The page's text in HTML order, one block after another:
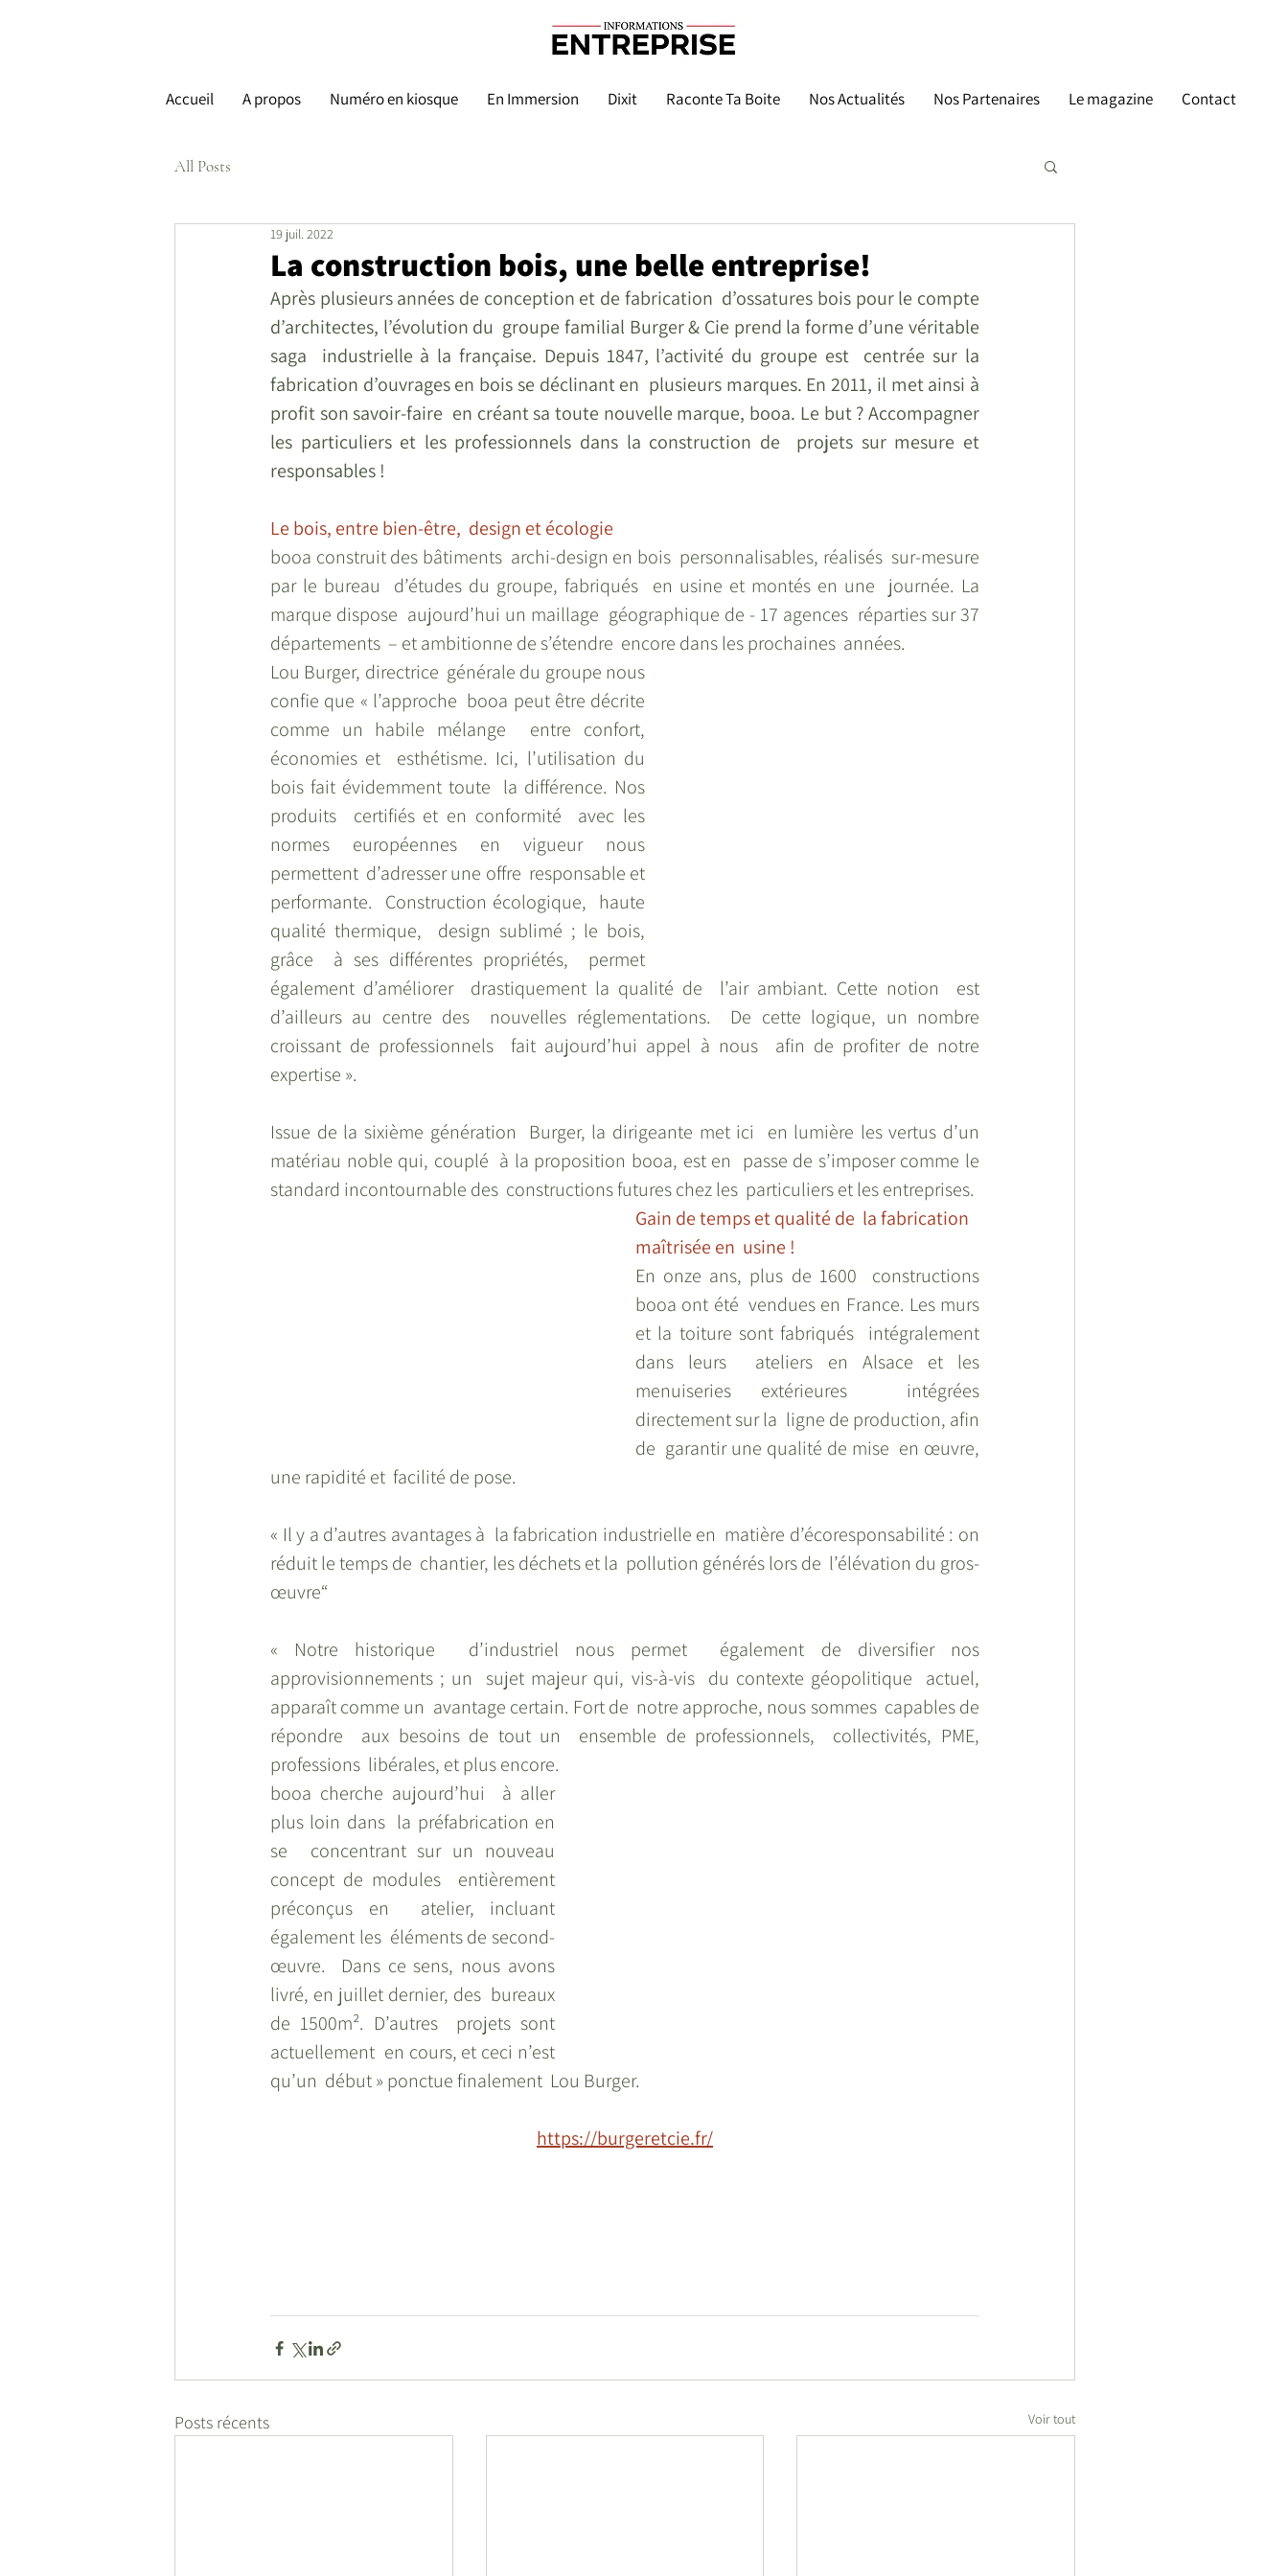
Accueil A propos Numéro en kiosque En Immersion Dixit Raconte Ta Boite Nos Actualités Nos Partenaires Le magazine Contact
All Posts
La construction bois, une belle entreprise!
19 juil. 2022
Après plusieurs années de conception et de fabrication  d’ossatures bois pour le compte
d’architectes, l’évolution du  groupe familial Burger & Cie prend la forme d’une véritable
saga  industrielle à la française. Depuis 1847, l’activité du groupe est  centrée sur la
fabrication d’ouvrages en bois se déclinant en  plusieurs marques. En 2011, il met ainsi à
profit son savoir-faire  en créant sa toute nouvelle marque, booa. Le but ? Accompagner
les particuliers et les professionnels dans la construction de  projets sur mesure et
responsables !
Le bois, entre bien-être,  design et écologie
booa construit des bâtiments  archi-design en bois  personnalisables, réalisés  sur-mesure
par le bureau  d’études du groupe, fabriqués  en usine et montés en une  journée. La
marque dispose  aujourd’hui un maillage  géographique de - 17 agences  réparties sur 37
départements  – et ambitionne de s’étendre  encore dans les prochaines  années.
Lou Burger, directrice  générale du groupe nous
confie que « l’approche  booa peut être décrite
comme un habile mélange  entre confort,
économies et  esthétisme. Ici, l’utilisation du
bois fait évidemment toute  la différence. Nos
produits  certifiés et en conformité  avec les
normes européennes en vigueur nous
permettent  d’adresser une offre  responsable et
performante.  Construction écologique,  haute
qualité thermique,  design sublimé ; le bois,
grâce  à ses différentes propriétés,  permet
également d’améliorer  drastiquement la qualité de  l’air ambiant. Cette notion  est
d’ailleurs au centre des  nouvelles réglementations.  De cette logique, un nombre
croissant de professionnels  fait aujourd’hui appel à nous  afin de profiter de notre
expertise ».
Issue de la sixième génération  Burger, la dirigeante met ici  en lumière les vertus d’un
matériau noble qui, couplé  à la proposition booa, est en  passe de s’imposer comme le
standard incontournable des  constructions futures chez les  particuliers et les entreprises.
Gain de temps et qualité de  la fabrication
maîtrisée en  usine !
En onze ans, plus de 1600  constructions
booa ont été  vendues en France. Les murs
et la toiture sont fabriqués  intégralement
dans leurs  ateliers en Alsace et les
menuiseries extérieures  intégrées
directement sur la  ligne de production, afin
de  garantir une qualité de mise  en œuvre,
une rapidité et  facilité de pose.
« Il y a d’autres avantages à  la fabrication industrielle en  matière d’écoresponsabilité : on
réduit le temps de  chantier, les déchets et la  pollution générés lors de  l’élévation du gros-
œuvre“
« Notre historique  d’industriel nous permet  également de diversifier nos
approvisionnements ; un  sujet majeur qui, vis-à-vis  du contexte géopolitique  actuel,
apparaît comme un  avantage certain. Fort de  notre approche, nous sommes  capables de
répondre  aux besoins de tout un  ensemble de professionnels,  collectivités, PME,
professions  libérales, et plus encore.
booa cherche aujourd’hui  à aller
plus loin dans  la préfabrication en
se  concentrant sur un nouveau
concept de modules  entièrement
préconçus en  atelier, incluant
également les  éléments de second-
œuvre.  Dans ce sens, nous avons
livré, en juillet dernier, des  bureaux
de 1500m². D’autres  projets sont
actuellement  en cours, et ceci n’est
qu’un  début » ponctue finalement  Lou Burger.
https://burgeretcie.fr/
Posts récents Voir tout